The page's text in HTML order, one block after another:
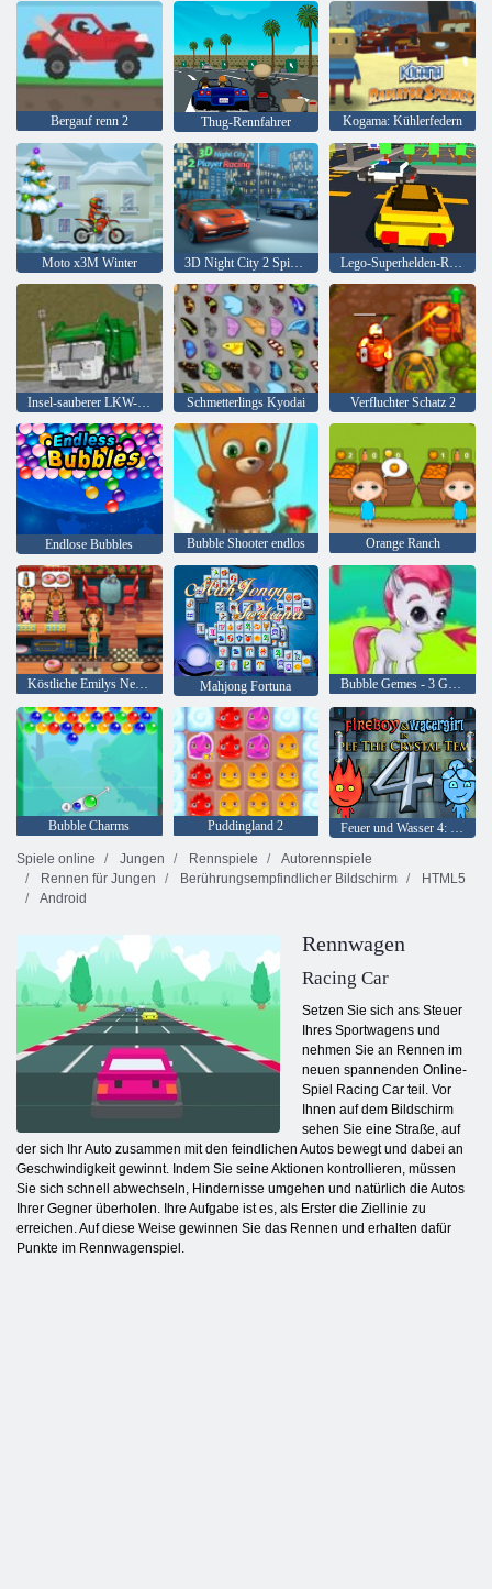
Bergauf renn 2 Thug-Rennfahrer Kogama: Kühlerfedern
Moto x3M Winter 3D Night City 2 Spielerrennen
Insel-sauberer LKW-Abfall Sim Schmetterlings Kyodai Verfluchter Schatz 2
Endlose Bubbles Bubble Shooter endlos Orange Ranch
Köstliche Emilys New Beginning Mahjong Fortuna Bubble Gemes - 3 Gewinnt
Bubble Charms Puddingland 2
Spiele online
Jungen Rennspiele
Autorennspiele
Rennen für Jungen
Berührungsempfindlicher Bildschirm
HTML5
Android
Rennwagen
Racing Car
Setzen Sie sich ans Steuer
Ihres Sportwagens und
nehmen Sie an Rennen im
neuen spannenden Online-
Spiel Racing Car teil. Vor
Ihnen auf dem Bildschirm
sehen Sie eine Straße, auf
der sich Ihr Auto zusammen mit den feindlichen Autos bewegt und dabei an
Geschwindigkeit gewinnt. Indem Sie seine Aktionen kontrollieren, müssen
Sie sich schnell abwechseln, Hindernisse umgehen und natürlich die Autos
Ihrer Gegner überholen. Ihre Aufgabe ist es, als Erster die Ziellinie zu
erreichen. Auf diese Weise gewinnen Sie das Rennen und erhalten dafür
Punkte im Rennwagenspiel.